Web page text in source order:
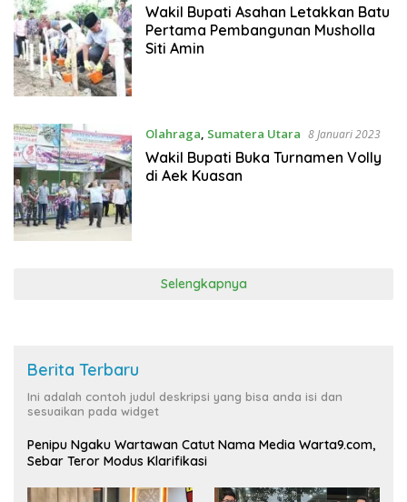
2023
Wakil Bupati Asahan Letakkan Batu
Pertama Pembangunan Musholla
Siti Amin
Olahraga, Sumatera Utara 8 Januari 2023
Wakil Bupati Buka Turnamen Volly
di Aek Kuasan
Selengkapnya
Berita Terbaru
Ini adalah contoh judul deskripsi yang bisa anda isi dan
sesuaikan pada widget
Penipu Ngaku Wartawan Catut Nama Media Warta9.com,
Sebar Teror Modus Klarifikasi